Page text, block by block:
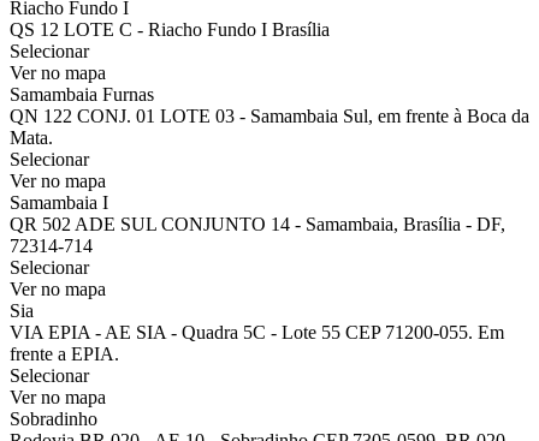
Riacho Fundo I
QS 12 LOTE C - Riacho Fundo I Brasília
Selecionar
Ver no mapa
Samambaia Furnas
QN 122 CONJ. 01 LOTE 03 - Samambaia Sul, em frente à Boca da
Mata.
Selecionar
Ver no mapa
Samambaia I
QR 502 ADE SUL CONJUNTO 14 - Samambaia, Brasília - DF,
72314-714
Selecionar
Ver no mapa
Sia
VIA EPIA - AE SIA - Quadra 5C - Lote 55 CEP 71200-055. Em
frente a EPIA.
Selecionar
Ver no mapa
Sobradinho